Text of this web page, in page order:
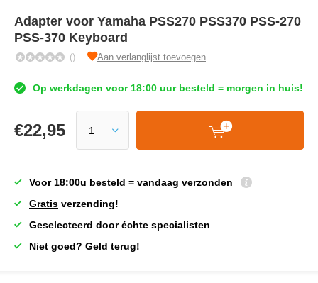
Adapter voor Yamaha PSS270 PSS370 PSS-270
PSS-370 Keyboard
() Aan verlanglijst toevoegen
Op werkdagen voor 18:00 uur besteld = morgen in huis!
€22,95
Voor 18:00u besteld = vandaag verzonden
Gratis verzending!
Geselecteerd door échte specialisten
Niet goed? Geld terug!